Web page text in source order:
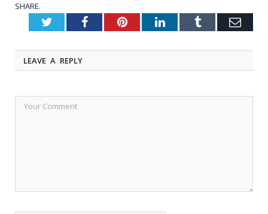
SHARE.
TwitterFacebookPinterestLinkedInTumblr
LEAVE A REPLY